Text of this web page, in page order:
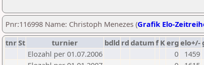
Pnr:116998 Name: Christoph Menezes (Grafik Elo-
tnrSt turnier bdld rd datumf Kerg elo+/-
Elozahl per 01.07.2006
0
1459